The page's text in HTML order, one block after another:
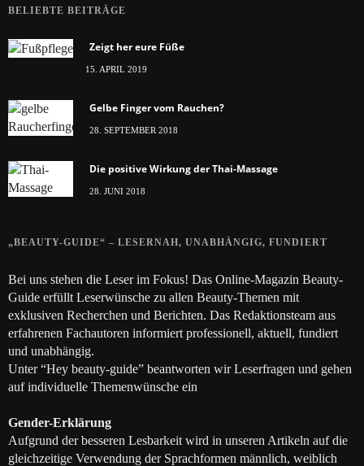
BELIEBTE BEITRÄGE
Zeigt her eure Füße
15. APRIL 2019
Gelbe Finger vom Rauchen?
28. SEPTEMBER 2018
Die positive Wirkung der Thai-Massage
28. JUNI 2018
„BEAUTY-GUIDE“ – LESERNAH, UNABHÄNGIG, FUNDIERT
Bei uns stehen die Leser im Fokus! Das Online-Magazin Beauty-
Guide erfüllt Leserwünsche zu allen Beauty-Themen mit
exklusiven Recherchen und Berichten. Das Redaktionsteam aus
erfahrenen Fachautoren informiert professionell, aktuell, fundiert
und unabhängig.
Unter “Hey beauty-guide” beantworten wir Leserfragen und gehen
auf individuelle Themenwünsche ein
Gender-Erklärung
Aufgrund der besseren Lesbarkeit wird in unseren Artikeln auf die
gleichzeitige Verwendung der Sprachformen männlich, weiblich